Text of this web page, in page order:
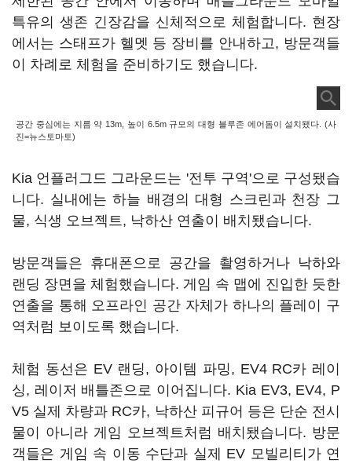
특유의 생존 긴장감을 신체적으로 체험합니다. 현장
에서는 스태프가 헬멧 등 장비를 안내하고, 방문객들
이 차례로 체험을 준비하기도 했습니다.
공간 중심에는 지름 약 13m, 높이 6.5m 규모의 대형 블루존 에어돔이 설치됐다. (사
진=뉴스토마토)
Kia 언플러그드 그라운드는 '전투 구역'으로 구성됐습
니다. 실내에는 하늘 배경의 대형 스크린과 천장 그
물, 식생 오브젝트, 낙하산 연출이 배치됐습니다.
방문객들은 휴대폰으로 공간을 촬영하거나 낙하와
랜딩 장면을 체험했습니다. 게임 속 맵에 진입한 듯한
연출을 통해 오프라인 공간 자체가 하나의 플레이 구
역처럼 보이도록 했습니다.
체험 동선은 EV 랜딩, 아이템 파밍, EV4 RC카 레이
싱, 레이저 배틀존으로 이어집니다. Kia EV3, EV4, P
V5 실제 차량과 RC카, 낙하산 피규어 등은 단순 전시
물이 아니라 게임 오브젝트처럼 배치됐습니다. 방문
객들은 게임 속 이동 수단과 실제 EV 모빌리티가 연